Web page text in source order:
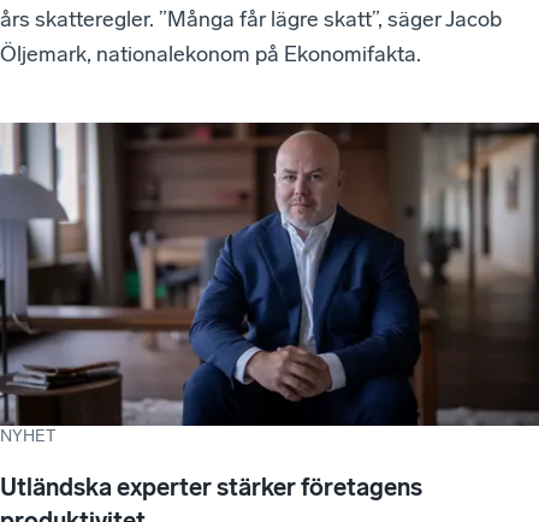
års skatteregler. ”Många får lägre skatt”, säger Jacob
Öljemark, nationalekonom på Ekonomifakta.
NYHET
Utländska experter stärker företagens